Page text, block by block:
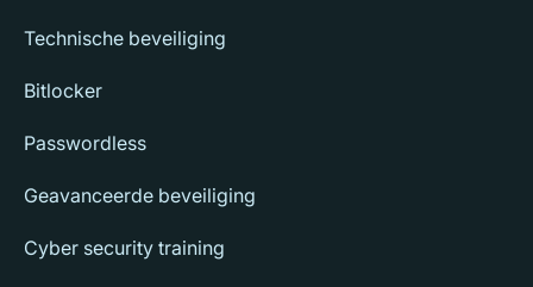
Technische beveiliging
Bitlocker
Passwordless
Geavanceerde beveiliging
Cyber security training